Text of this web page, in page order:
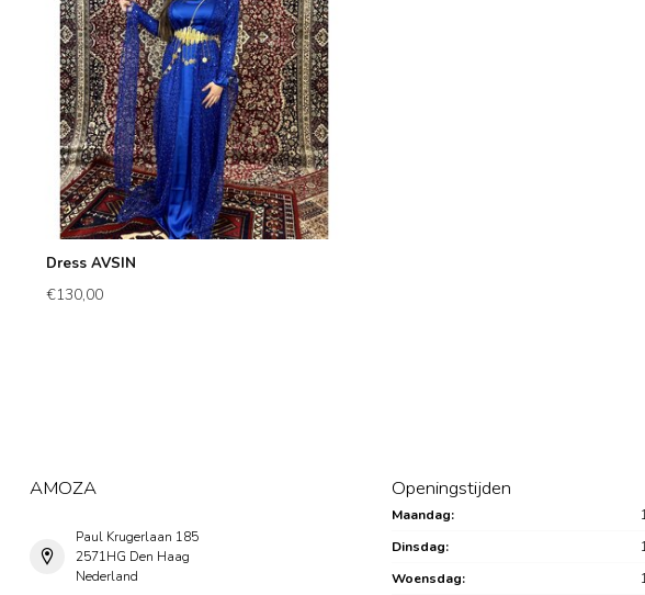
Dress AVSIN
€130,00
AMOZA
Paul Krugerlaan 185
2571HG Den Haag
Nederland
Openingstijden
Maandag:
Dinsdag:
Woensdag: